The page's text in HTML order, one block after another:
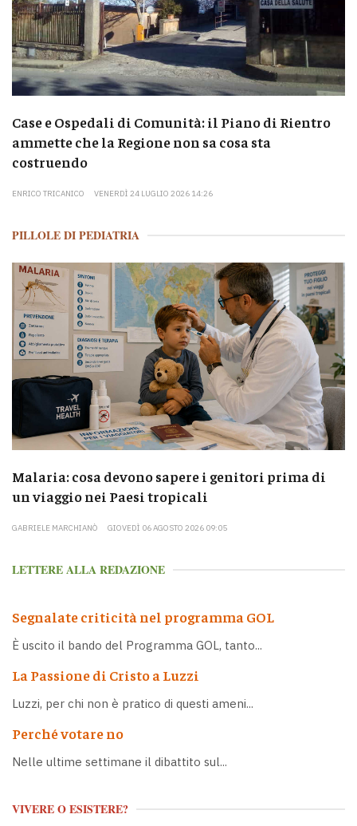
Case e Ospedali di Comunità: il Piano di Rientro
ammette che la Regione non sa cosa sta
costruendo
ENRICO TRICANICO VENERDÌ 24 LUGLIO 2026 14:26
PILLOLE DI PEDIATRIA
Malaria: cosa devono sapere i genitori prima di
un viaggio nei Paesi tropicali
GABRIELE MARCHIANÒ GIOVEDÌ 06 AGOSTO 2026 09:05
LETTERE ALLA REDAZIONE
Segnalate criticità nel programma GOL
È uscito il bando del Programma GOL, tanto...
La Passione di Cristo a Luzzi
Luzzi, per chi non è pratico di questi ameni...
Perché votare no
Nelle ultime settimane il dibattito sul...
VIVERE O ESISTERE?